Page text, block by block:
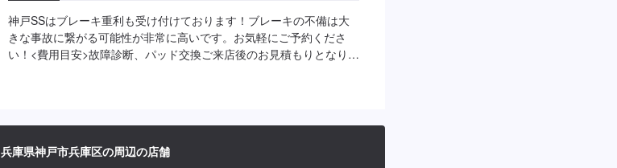
神戸SSはブレーキ重利も受け付けております！ブレーキの不備は大
きな事故に繋がる可能性が非常に高いです。お気軽にご予約くださ
い！<費用目安>故障診断、パッド交換ご来店後のお見積もりとなりま
兵庫県神戸市兵庫区の周辺の店舗